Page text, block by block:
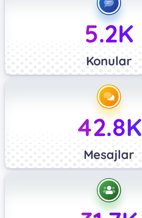
5.2K
Konular
42.8K
Mesajlar